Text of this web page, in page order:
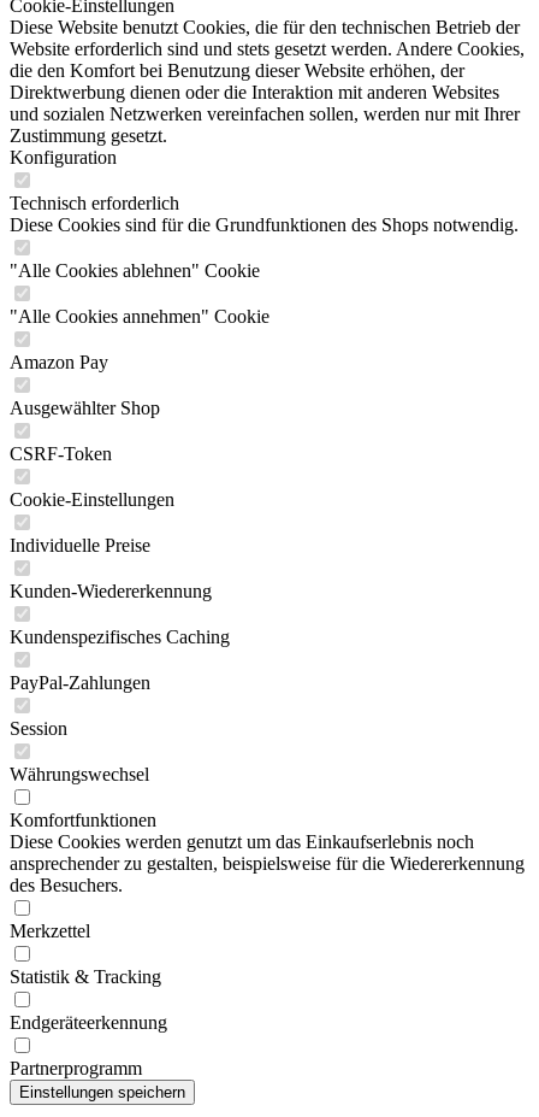
Cookie-Einstellungen
Diese Website benutzt Cookies, die für den technischen Betrieb der
Website erforderlich sind und stets gesetzt werden. Andere Cookies,
die den Komfort bei Benutzung dieser Website erhöhen, der
Direktwerbung dienen oder die Interaktion mit anderen Websites
und sozialen Netzwerken vereinfachen sollen, werden nur mit Ihrer
Zustimmung gesetzt.
Konfiguration
Technisch erforderlich
Diese Cookies sind für die Grundfunktionen des Shops notwendig.
"Alle Cookies ablehnen" Cookie
"Alle Cookies annehmen" Cookie
Amazon Pay
Ausgewählter Shop
CSRF-Token
Cookie-Einstellungen
Individuelle Preise
Kunden-Wiedererkennung
Kundenspezifisches Caching
PayPal-Zahlungen
Session
Währungswechsel
Komfortfunktionen
Diese Cookies werden genutzt um das Einkaufserlebnis noch
ansprechender zu gestalten, beispielsweise für die Wiedererkennung
des Besuchers.
Merkzettel
Statistik & Tracking
Endgeräteerkennung
Partnerprogramm